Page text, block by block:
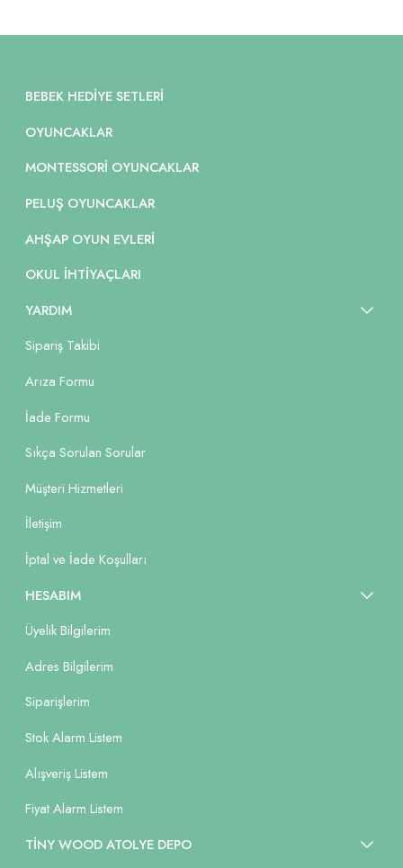
BEBEK HEDIYE SETLERI
OYUNCAKLAR
MONTESSORI OYUNCAKLAR
PELUŞ OYUNCAKLAR
AHŞAP OYUN EVLERI
OKUL İHTIYAÇLARI
YARDIM
Sipariş Takibi
Arıza Formu
İade Formu
Sıkça Sorulan Sorular
Müşteri Hizmetleri
İletişim
İptal ve İade Koşulları
HESABIM
Üyelik Bilgilerim
Adres Bilgilerim
Siparişlerim
Stok Alarm Listem
Alışveriş Listem
Fiyat Alarm Listem
TİNY WOOD ATOLYE DEPO